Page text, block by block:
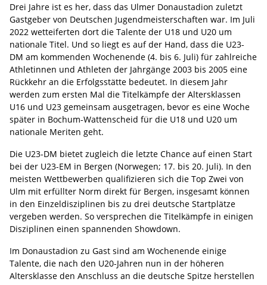
Drei Jahre ist es her, dass das Ulmer Donaustadion zuletzt
Gastgeber von Deutschen Jugendmeisterschaften war. Im Juli
2022 wetteiferten dort die Talente der U18 und U20 um
nationale Titel. Und so liegt es auf der Hand, dass die U23-
DM am kommenden Wochenende (4. bis 6. Juli) für zahlreiche
Athletinnen und Athleten der Jahrgänge 2003 bis 2005 eine
Rückkehr an die Erfolgsstätte bedeutet. In diesem Jahr
werden zum ersten Mal die Titelkämpfe der Altersklassen
U16 und U23 gemeinsam ausgetragen, bevor es eine Woche
später in Bochum-Wattenscheid für die U18 und U20 um
nationale Meriten geht.
Die U23-DM bietet zugleich die letzte Chance auf einen Start
bei der U23-EM in Bergen (Norwegen; 17. bis 20. Juli). In den
meisten Wettbewerben qualifizieren sich die Top Zwei von
Ulm mit erfüllter Norm direkt für Bergen, insgesamt können
in den Einzeldisziplinen bis zu drei deutsche Startplätze
vergeben werden. So versprechen die Titelkämpfe in einigen
Disziplinen einen spannenden Showdown.
Im Donaustadion zu Gast sind am Wochenende einige
Talente, die nach den U20-Jahren nun in der höheren
Altersklasse den Anschluss an die deutsche Spitze herstellen